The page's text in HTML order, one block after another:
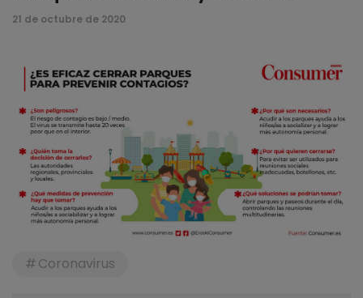
21 de octubre de 2020
Coronavirus